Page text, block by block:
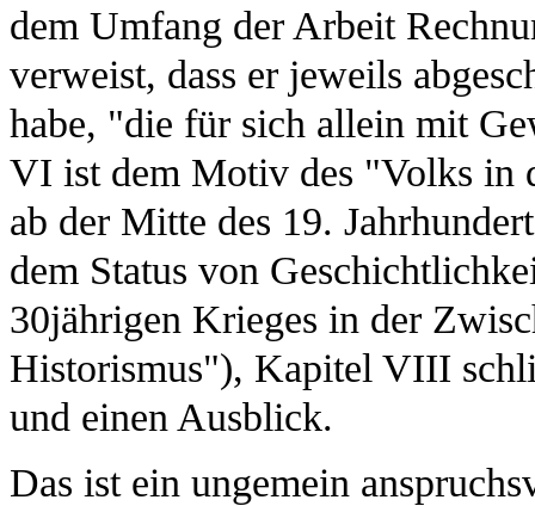
dem Umfang der Arbeit
verweist, dass er jeweils
habe, "die für sich allein mit
VI ist dem Motiv des "Volks in
ab der Mitte des 19.
dem Status von
30jährigen Krieges in der
Historismus"), Kapitel VIII
und einen Ausblick.
Das ist ein ungemein